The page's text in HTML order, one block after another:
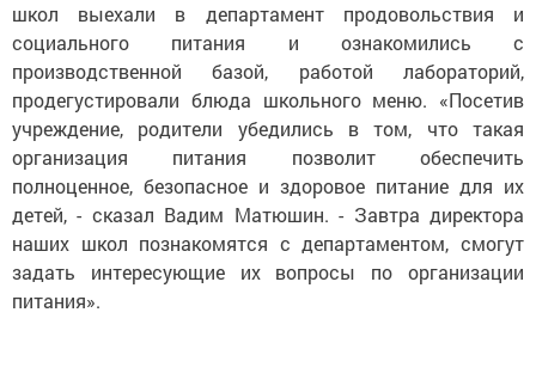
школ выехали в департамент продовольствия и
социального питания и ознакомились с
производственной базой, работой лабораторий,
продегустировали блюда школьного меню. «Посетив
учреждение, родители убедились в том, что такая
организация питания позволит обеспечить
полноценное, безопасное и здоровое питание для их
детей, - сказал Вадим Матюшин. - Завтра директора
наших школ познакомятся с департаментом, смогут
задать интересующие их вопросы по организации
питания».